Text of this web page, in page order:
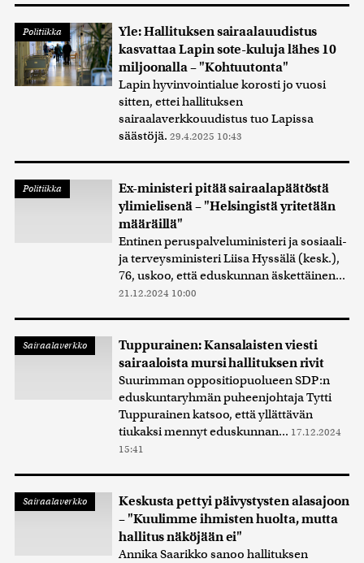
Politiikka
Yle: Hallituksen sairaalauudistus
kasvattaa Lapin sote-kuluja lähes 10
miljoonalla – "Kohtuutonta"
Lapin hyvinvointialue korosti jo vuosi
sitten, ettei hallituksen
sairaalaverkkouudistus tuo Lapissa
säästöjä. 29.4.2025 10:43
Politiikka
Ex-ministeri pitää sairaalapäätöstä
ylimielisenä – "Helsingistä yritetään
määräillä"
Entinen peruspalveluministeri ja sosiaali-
ja terveysministeri Liisa Hyssälä (kesk.),
76, uskoo, että eduskunnan äskettäinen...
21.12.2024 10:00
Sairaalaverkko
Tuppurainen: Kansalaisten viesti
sairaaloista mursi hallituksen rivit
Suurimman oppositiopuolueen SDP:n
eduskuntaryhmän puheenjohtaja Tytti
Tuppurainen katsoo, että yllättävän
tiukaksi mennyt eduskunnan... 17.12.2024
15:41
Sairaalaverkko
Keskusta pettyi päivystysten alasajoon
– "Kuulimme ihmisten huolta, mutta
hallitus näköjään ei"
Annika Saarikko sanoo hallituksen